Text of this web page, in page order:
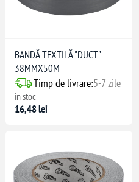
BANDĂ TEXTILĂ "DUCT"
38MMX50M
Timp de livrare:5-7 zile
în stoc
16,48 lei